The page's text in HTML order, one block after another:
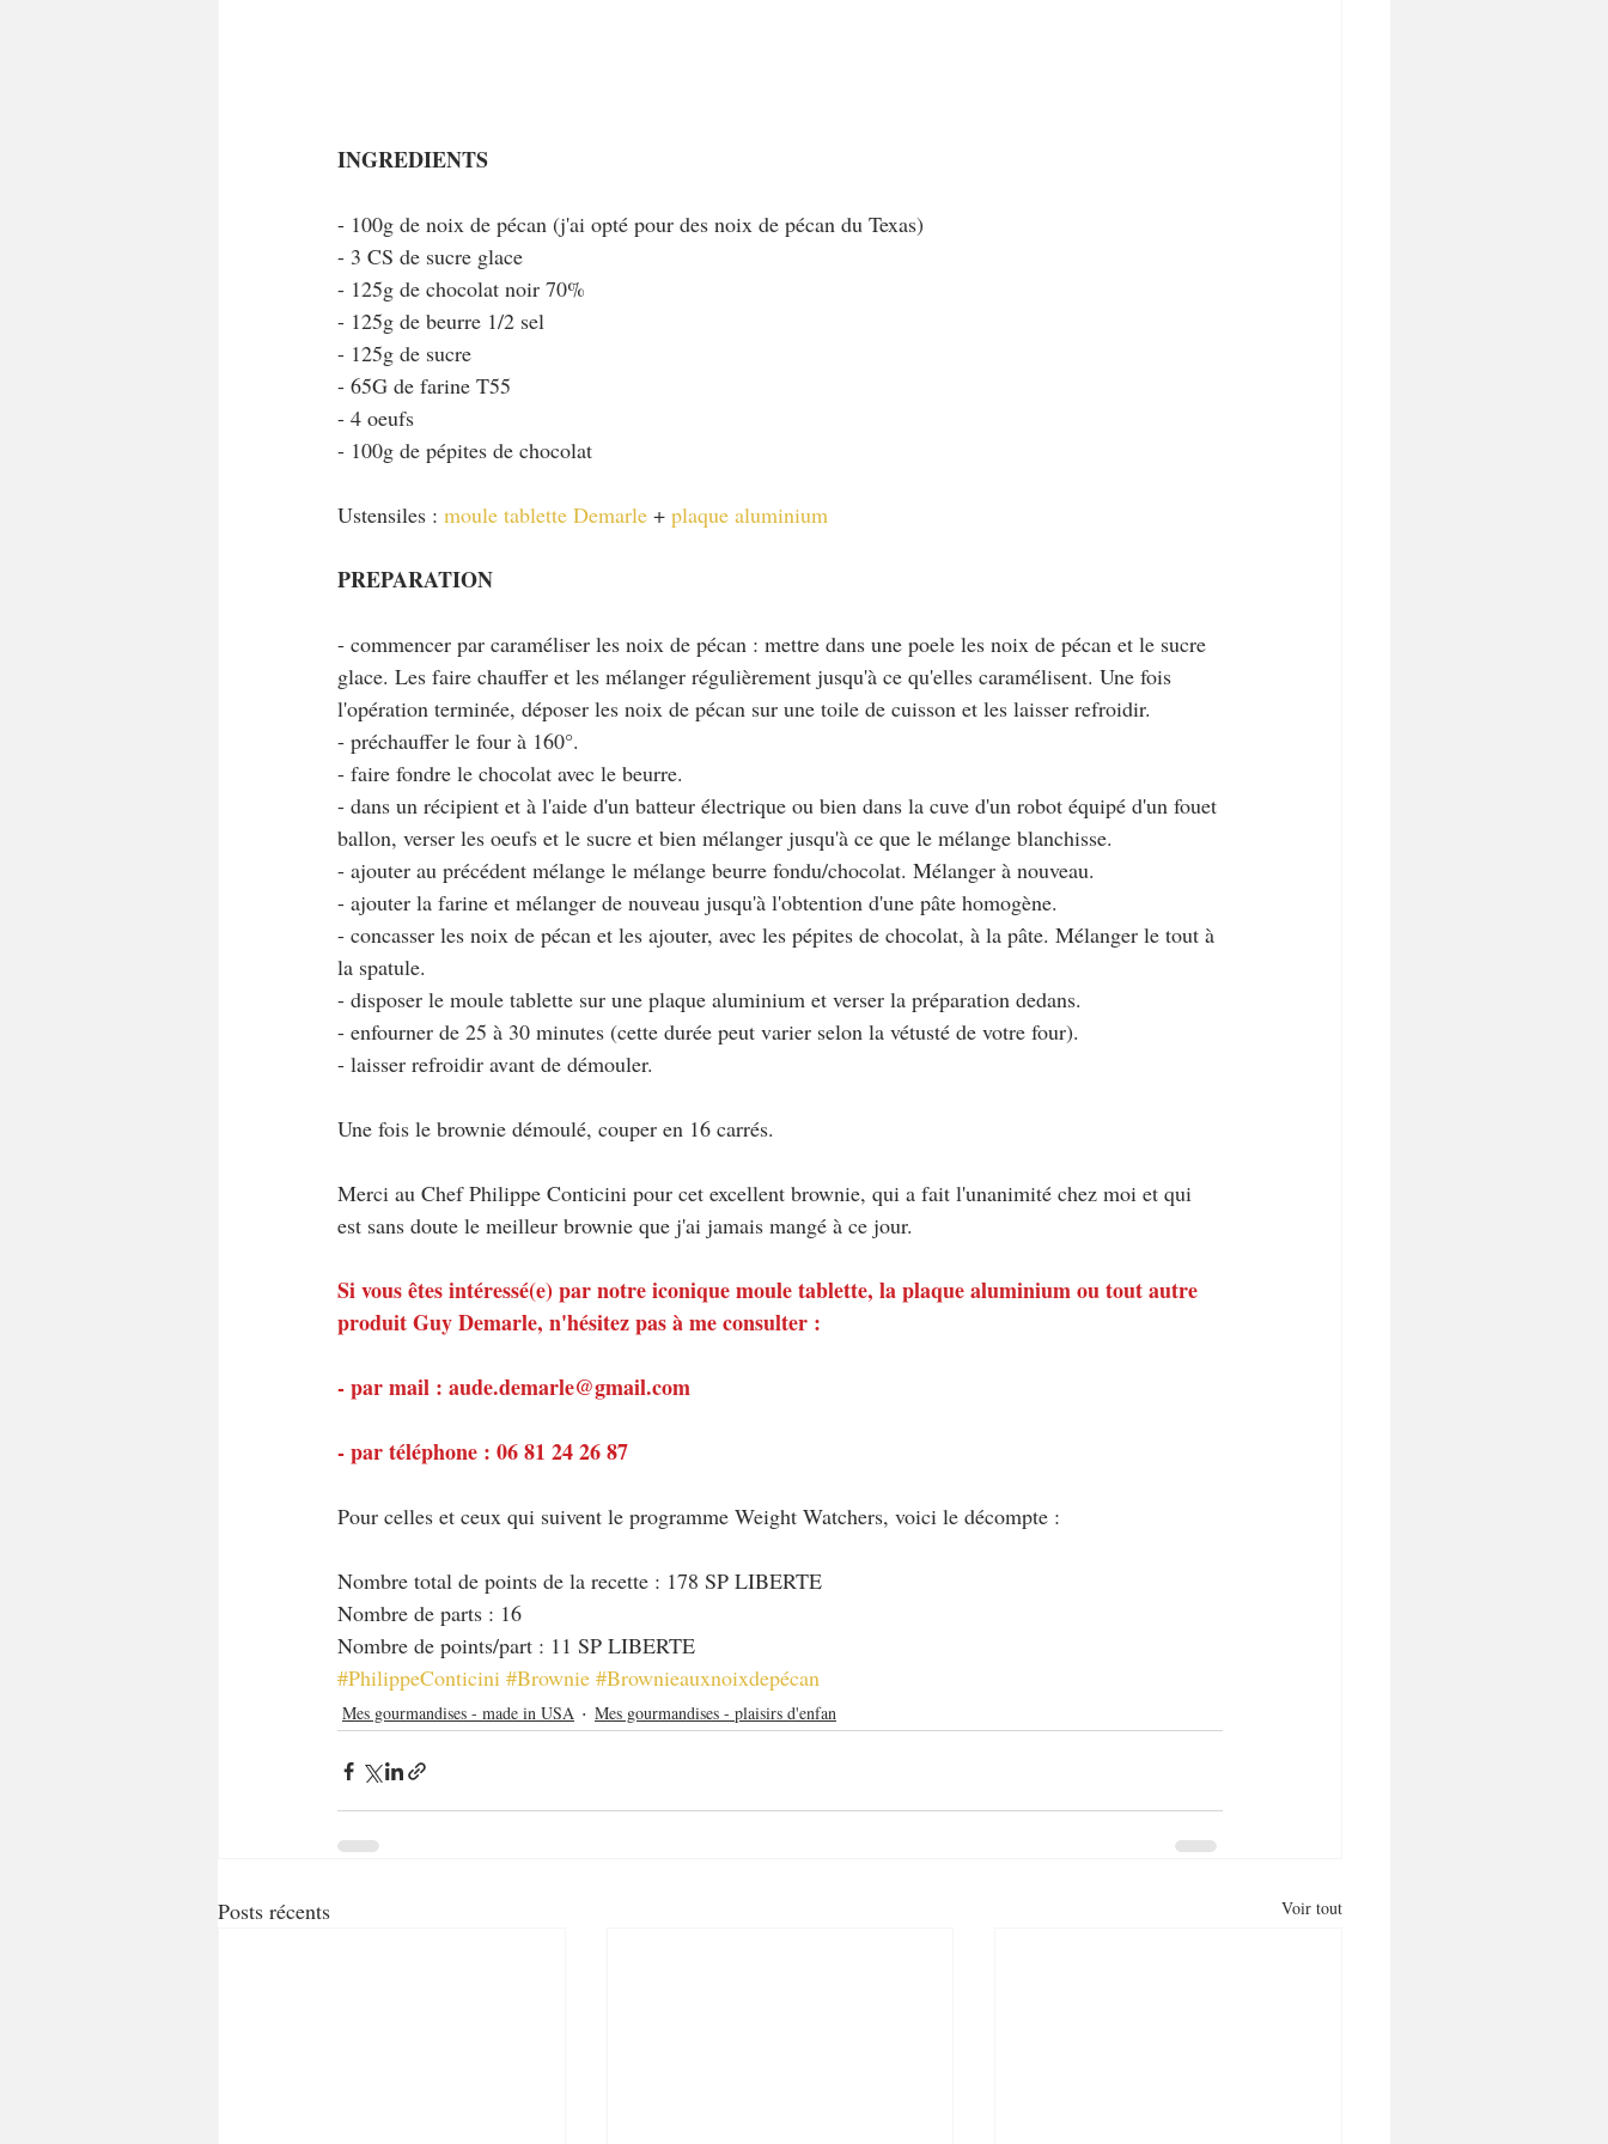
INGREDIENTS
- 100g de noix de pécan (j'ai opté pour des noix de pécan du Texas)
- 3 CS de sucre glace
- 125g de chocolat noir 70%
- 125g de beurre 1/2 sel
- 125g de sucre
- 65G de farine T55
- 4 oeufs
- 100g de pépites de chocolat
Ustensiles : moule tablette Demarle + plaque aluminium
PREPARATION
- commencer par caraméliser les noix de pécan : mettre dans une poele les noix de pécan et le sucre
glace. Les faire chauffer et les mélanger régulièrement jusqu'à ce qu'elles caramélisent. Une fois
l'opération terminée, déposer les noix de pécan sur une toile de cuisson et les laisser refroidir.
- préchauffer le four à 160°.
- faire fondre le chocolat avec le beurre.
- dans un récipient et à l'aide d'un batteur électrique ou bien dans la cuve d'un robot équipé d'un fouet
ballon, verser les oeufs et le sucre et bien mélanger jusqu'à ce que le mélange blanchisse.
- ajouter au précédent mélange le mélange beurre fondu/chocolat. Mélanger à nouveau.
- ajouter la farine et mélanger de nouveau jusqu'à l'obtention d'une pâte homogène.
- concasser les noix de pécan et les ajouter, avec les pépites de chocolat, à la pâte. Mélanger le tout à
la spatule.
- disposer le moule tablette sur une plaque aluminium et verser la préparation dedans.
- enfourner de 25 à 30 minutes (cette durée peut varier selon la vétusté de votre four).
- laisser refroidir avant de démouler.
Une fois le brownie démoulé, couper en 16 carrés.
Merci au Chef Philippe Conticini pour cet excellent brownie, qui a fait l'unanimité chez moi et qui
est sans doute le meilleur brownie que j'ai jamais mangé à ce jour.
Si vous êtes intéressé(e) par notre iconique moule tablette, la plaque aluminium ou tout autre
produit Guy Demarle, n'hésitez pas à me consulter :
- par mail : aude.demarle@gmail.com
- par téléphone : 06 81 24 26 87
Pour celles et ceux qui suivent le programme Weight Watchers, voici le décompte :
Nombre total de points de la recette : 178 SP LIBERTE
Nombre de parts : 16
Nombre de points/part : 11 SP LIBERTE
#PhilippeConticini #Brownie #Brownieauxnoixdepécan
Mes gourmandises - made in USA Mes gourmandises - plaisirs d'enfan
Posts récents Voir tout